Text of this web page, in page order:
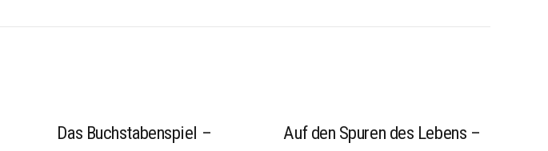
Das Buchstabenspiel –
Auf den Spuren des Lebens –
Visit our readings page:weblesung.de
Listen to our authors, listen to excerpts from